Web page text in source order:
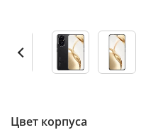
Цвет корпуса